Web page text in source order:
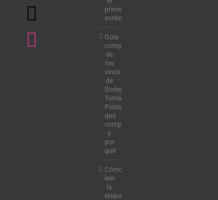
primer
sorbo
Guía
completa
de
los
vinos
de
Bodega
Tomás
Postigo:
qué
comprar
y
por
qué
Cómo
leer
la
etiqueta